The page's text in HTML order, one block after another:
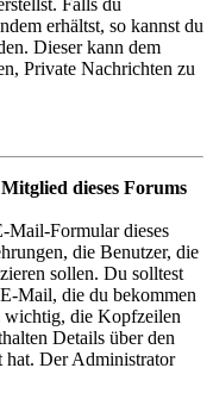
Falls du
erhältst, so kannst du
Dieser kann dem
Private Nachrichten zu
dieses Forums
Mail-Formular dieses
die Benutzer, die
sollen. Du solltest
Mail, die du bekommen
wichtig, die Kopfzeilen
Details über den
hat. Der Administrator